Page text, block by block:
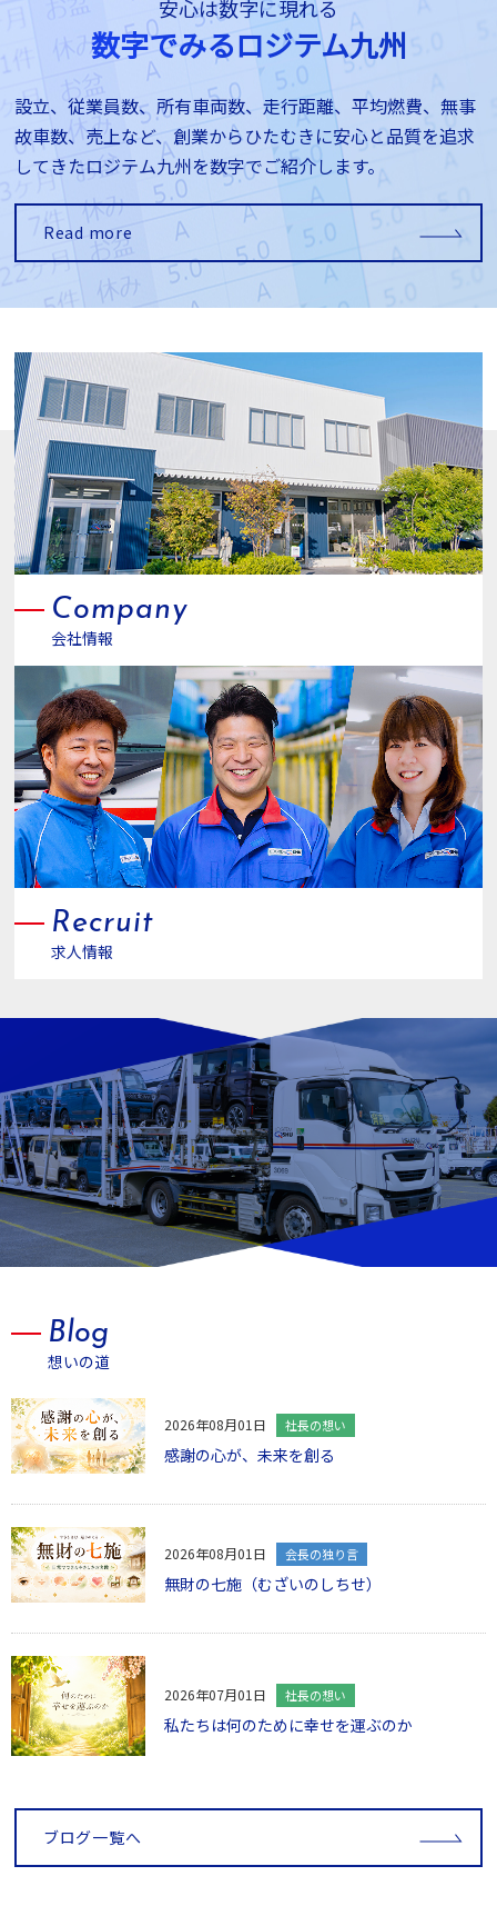
安心は数字に現れる
数字でみるロジテム九州
設立、従業員数、所有車両数、走行距離、平均燃費、無事
故車数、売上など、創業からひたむきに安心と品質を追求
してきたロジテム九州を数字でご紹介します。
Read more
Company
会社情報
Recruit
求人情報
Blog
想いの道
2026年08月01日 社長の想い
感謝の心が、未来を創る
2026年08月01日 会長の独り言
無財の七施（むざいのしちせ）
2026年07月01日 社長の想い
私たちは何のために幸せを運ぶのか
ブログ一覧へ